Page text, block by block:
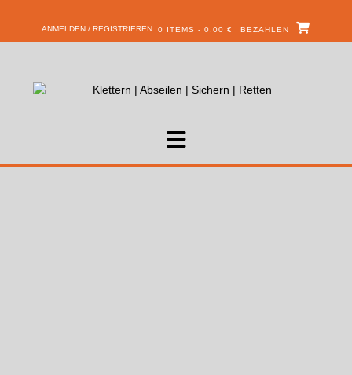
ANMELDEN / REGISTRIEREN 0 ITEMS - 0,00 € BEZAHLEN